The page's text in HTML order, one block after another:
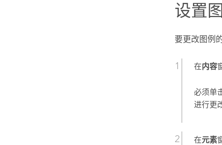
设置
要更改图例
在内容
必须单
进行更
在元素